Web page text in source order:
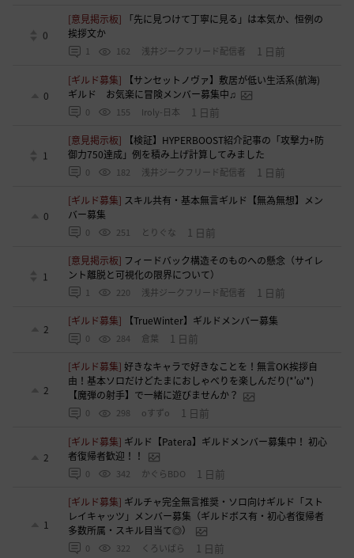
0
[意見掲示板]
「先に見つけて丁寧に見る」は本気か、恒例の
挨拶文か
1 162 浅井ジークフリード配信者 1 日前
0
[ギルド募集]
【サンセットノヴァ】敷居が低い生活系(航海)
ギルド お気楽に冒険メンバー募集中♫
0 155 Iroly-日本 1 日前
1
[意見掲示板]
【検証】HYPERBOOST紹介記事の「攻撃力+防
御力750達成」例を積み上げ計算してみました
0 182 浅井ジークフリード配信者 1 日前
0
[ギルド募集] スキル共有・基本無言ギルド【無為無想】メン
バー募集
0 251 とりぐな 1 日前
1
[意見掲示板] フィードバック構造そのものへの懸念（サイレ
ント離脱と可視化の限界について）
1 220 浅井ジークフリード配信者 1 日前
2
[ギルド募集] 【TrueWinter】ギルドメンバー募集
0 284 倉葉 1 日前
2
[ギルド募集]好きなキャラで好きなことを！無言OK挨拶自
由！基本ソロだけどたまにおしゃべりを楽しんだり(*'ω'*)
【魔弾の射手】で一緒に遊びませんか？
0 298 oすずo 1 日前
2
[ギルド募集] ギルド【Patera】ギルドメンバー募集中！ 初心
者復帰者歓迎！！
0 342 かぐらBDO 1 日前
1
[ギルド募集] ギルチャ完全無言推奨・ソロ向けギルド「スト
レイキャッツ」メンバー募集（ギルドボス有・初心者復帰者
多数所属・スキル目当て◎）
0 322 くろいばら 1 日前